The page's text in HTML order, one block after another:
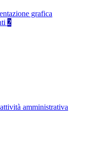
grafica
2
amministrativa